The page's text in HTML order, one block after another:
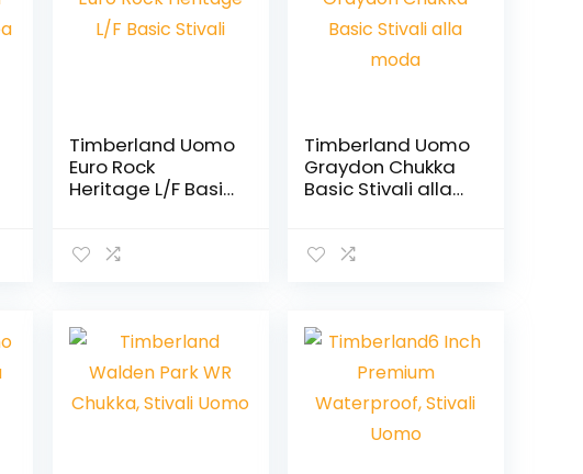
Timberland Uomo
Euro Rock
Heritage L/F Basic
Timberland Uomo
Graydon Chukka
Basic Stivali alla